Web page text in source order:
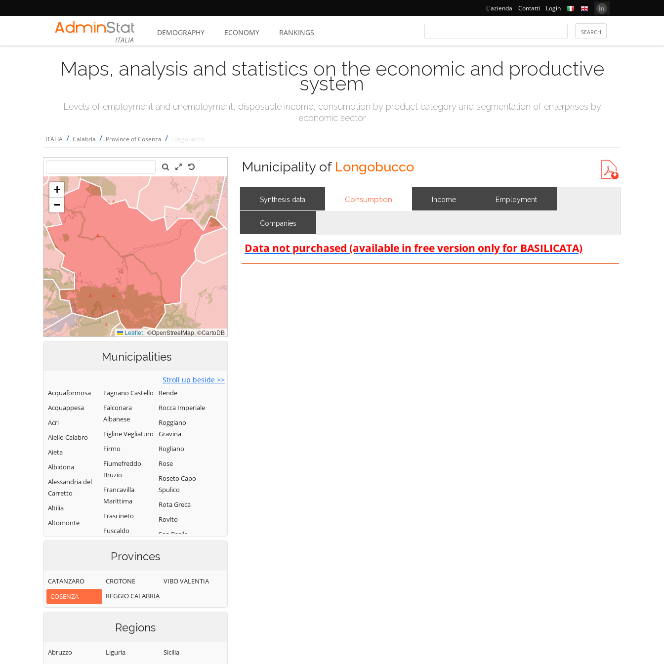
L'azienda Contatti Login
ITALIA
DEMOGRAPHY ECONOMY RANKINGS
Maps, analysis and statistics on the economic and productive
system
Levels of employment and unemployment, disposable income, consumption by product category and segmentation of enterprises by
economic sector
ITALIA / Calabria / Province of Cosenza / Longobucco
Municipalities
Stroll up beside >>
Acquaformosa
Acquappesa
Acri
Aiello Calabro
Aieta
Albidona
Alessandria del
Carretto
Altilia
Altomonte
Amantea
Belmonte
Calabro
Belsito
Bianchi
Fagnano Castello
Falconara
Albanese
Figline Vegliaturo
Firmo
Fiumefreddo
Bruzio
Francavilla
Marittima
Frascineto
Fuscaldo
Grisolia
Piemontese
Lago
Laino Castello
Rende
Rocca Imperiale
Roggiano
Gravina
Rogliano
Rose
Roseto Capo
Spulico
Rota Greca
Rovito
San Basile
Ullano
Albanese
San Demetrio
Corone
San Fili
Provinces
CATANZARO
COSENZA
CROTONE
REGGIO CALABRIA
VIBO VALENTIA
Regions
Abruzzo
Liguria
Sicilia
Municipality of Longobucco
Synthesis data Consumption Income Employment
Companies
Data not purchased (available in free version only for BASILICATA)